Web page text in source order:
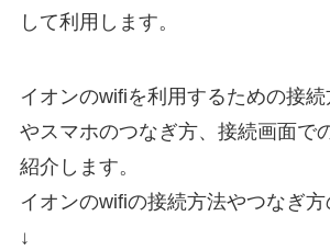
して利用します。
イオンのwifiを利用するための接
やスマホのつなぎ方、接続画面で
紹介します。
イオンのwifiの接続方法やつなぎ方
↓